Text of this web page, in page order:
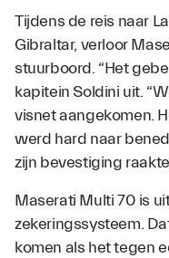
Tijdens de reis naar
Gibraltar, verloor
stuurboord. “Het
kapitein Soldini uit.
visnet aangekomen.
werd hard naar
zijn bevestiging
Maserati Multi 70 is
zekeringssysteem.
komen als het tegen